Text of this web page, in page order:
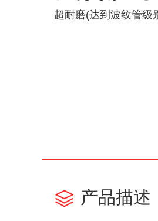
超耐磨(达到波纹管级
 产品描述